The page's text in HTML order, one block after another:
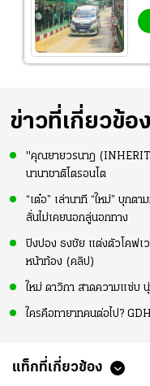
ข่าวที่เกี่ยวข้อง
"คุณยายวรนาฏ
นานาชาติโตรอนโต
“เต๋อ” เล่านาที “ใหม่” บุกต
ลั่นไม่เคยนอกลู่นอกทาง
ปิงปอง ธงชัย แต่งตัวโคฟเ
หน้าท้อง (คลิป)
ใหม่ ดาวิกา สาดความแซ่บ
ใครคือทายาทคนต่อไป?
แท็กที่เกี่ยวข้อง